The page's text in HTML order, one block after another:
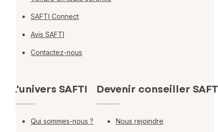
SAFTI Connect
Avis SAFTI
Contactez-nous
L'univers SAFTI
Qui sommes-nous ?
Devenir conseiller
Nous rejoindre